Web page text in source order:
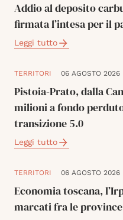
Addio al deposito
firmata l’intesa per il
Leggi tutto
TERRITORI 06 AGOSTO 2026
Pistoia-Prato, dalla
milioni a fondo
transizione 5.0
Leggi tutto
TERRITORI 06 AGOSTO 2026
Economia toscana,
marcati fra le province